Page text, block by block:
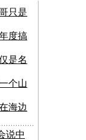
只是
度搞
是名
个山
海边
说中